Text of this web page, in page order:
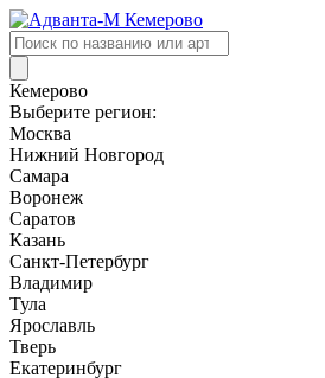
Поиск
товаров
Кемерово
Выберите регион:
Москва
Нижний Новгород
Самара
Воронеж
Саратов
Казань
Санкт-Петербург
Владимир
Тула
Ярославль
Тверь
Екатеринбург